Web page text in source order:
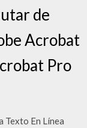
de
Acrobat
Pro
Texto En Línea